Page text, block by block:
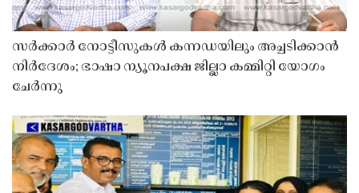
സർക്കാർ നോട്ടീസുകൾ കന്നഡയിലും അച്ചടിക്കാൻ
നിർദേശം; ഭാഷാ ന്യൂനപക്ഷ ജില്ലാ കമ്മിറ്റി യോഗം
ചേർന്നു